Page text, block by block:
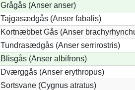
Grågås (Anser anser)
Tajgasædgås (Anser fabalis)
Kortnæbbet Gås (Anser
Tundrasædgås (Anser serrirostris)
Blisgås (Anser albifrons)
Dværggås (Anser erythropus)
Sortsvane (Cygnus atratus)